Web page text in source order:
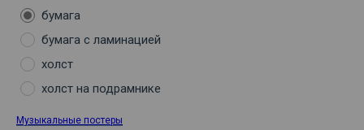
бумага
бумага с ламинацией
холст
холст на подрамнике
Музыкальные постеры